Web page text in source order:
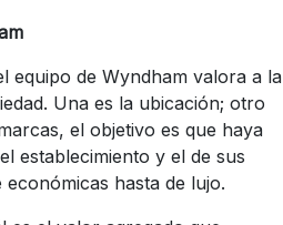
equipo de Wyndham valora a la
Una es la ubicación; otro
el objetivo es que haya
establecimiento y el de sus
hasta de lujo.